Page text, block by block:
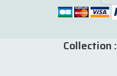
Collection :